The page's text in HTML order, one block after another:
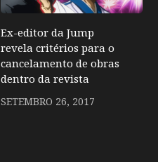
Ex-editor da Jump
revela critérios para o
cancelamento de obras
dentro da revista
SETEMBRO 26, 2017